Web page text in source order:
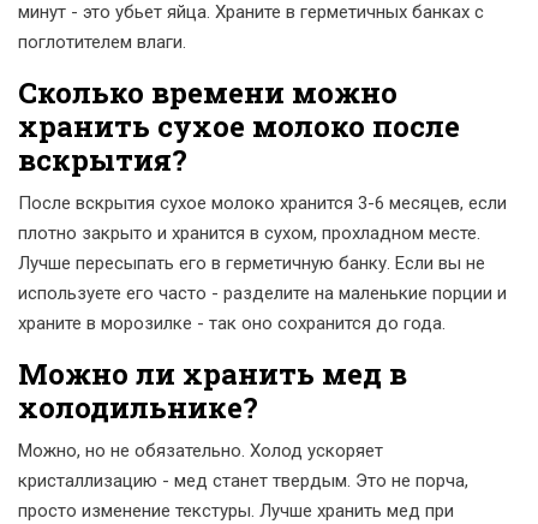
минут - это убьет яйца. Храните в герметичных банках с
поглотителем влаги.
Сколько времени можно
хранить сухое молоко после
вскрытия?
После вскрытия сухое молоко хранится 3-6 месяцев, если
плотно закрыто и хранится в сухом, прохладном месте.
Лучше пересыпать его в герметичную банку. Если вы не
используете его часто - разделите на маленькие порции и
храните в морозилке - так оно сохранится до года.
Можно ли хранить мед в
холодильнике?
Можно, но не обязательно. Холод ускоряет
кристаллизацию - мед станет твердым. Это не порча,
просто изменение текстуры. Лучше хранить мед при